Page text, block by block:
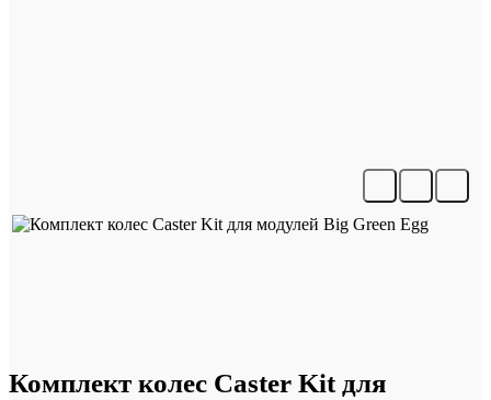
Комплект колес Caster Kit для